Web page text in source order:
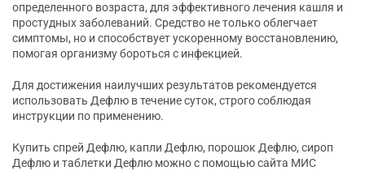
определенного возраста, для эффективного лечения кашля и
простудных заболеваний. Средство не только облегчает
симптомы, но и способствует ускоренному восстановлению,
помогая организму бороться с инфекцией.
Для достижения наилучших результатов рекомендуется
использовать Дефлю в течение суток, строго соблюдая
инструкции по применению.
Купить спрей Дефлю, капли Дефлю, порошок Дефлю, сироп
Дефлю и таблетки Дефлю можно с помощью сайта МИС